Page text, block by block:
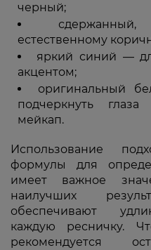
черный;
естественному
яркий синий —
акцентом;
оригинальный
подчеркнуть
мейкап.
Использование
формулы для
имеет важное
наилучших
обеспечивают
каждую ресничку.
рекомендуется